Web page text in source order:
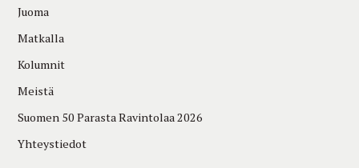
Juoma
Matkalla
Kolumnit
Meistä
Suomen 50 Parasta Ravintolaa 2026
Yhteystiedot